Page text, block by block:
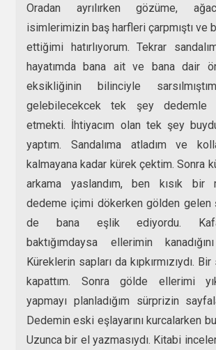
Oradan ayrılırken gözüme,
isimlerimizin baş harfleri çarpmıştı ve
ettiğimi hatırlıyorum. Tekrar
hayatımda bana ait ve bana dair
eksikliğinin bilinciyle
gelebilecekcek tek şey dedemle
etmekti. İhtiyacım olan tek şey
yaptım. Sandalıma atladım ve
kalmayana kadar kürek çektim. Sonra
arkama yaslandım, ben kısık bir
dedeme içimi dökerken gölden gelen
de bana eşlik ediyordu.
baktığımdaysa ellerimin
Küreklerin sapları da kıpkırmızıydı.
kapattım. Sonra gölde ellerimi
yapmayı planladığım sürprizin
Dedemin eski eşlayarını kurcalarken
Uzunca bir el yazmasıydı. Kitabi